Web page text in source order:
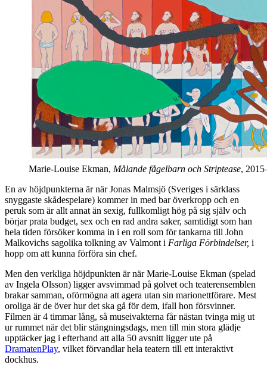
Marie-Louise Ekman, Målande fågelbarn och Striptease,
En av höjdpunkterna är när Jonas Malmsjö (Sveriges i särklass
snyggaste skådespelare) kommer in med bar överkropp och en
peruk som är allt annat än sexig, fullkomligt hög på sig själv och
börjar prata budget, sex och en rad andra saker, samtidigt som han
hela tiden försöker komma in i en roll som för tankarna till John
Malkovichs sagolika tolkning av Valmont i Farliga Förbindelser, i
hopp om att kunna förföra sin chef.
Men den verkliga höjdpunkten är när Marie-Louise Ekman (spelad
av Ingela Olsson) ligger avsvimmad på golvet och teaterensemblen
brakar samman, oförmögna att agera utan sin marionettförare. Mest
oroliga är de över hur det ska gå för dem, ifall hon försvinner.
Filmen är 4 timmar lång, så museivakterna får nästan tvinga mig ut
ur rummet när det blir stängningsdags, men till min stora glädje
upptäcker jag i efterhand att alla 50 avsnitt ligger ute på
DramatenPlay, vilket förvandlar hela teatern till ett interaktivt
dockhus.